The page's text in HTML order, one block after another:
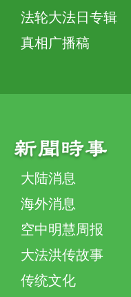
法轮大法日专辑
真相广播稿
大陆消息
海外消息
空中明慧周报
大法洪传故事
传统文化